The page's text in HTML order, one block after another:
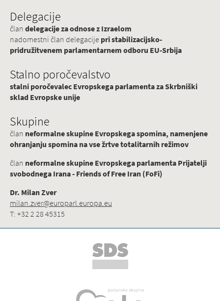
Delegacije
člandelegacije za odnose z Izraelom
nadomestni član delegacije pri stabilizacijsko-
pridružitvenem parlamentarnem odboru EU-Srbija
Stalno poročevalstvo
stalni poročevalec Evropskega parlamenta za Skrbniški
sklad Evropske unije
Skupine
član neformalne skupine Evropskega spomina, namenjene
ohranjanju spomina na vse žrtve totalitarnih režimov
član neformalne skupine Evropskega parlamenta Prijatelji
svobodnega Irana - Friends of Free Iran (FoFi)
Dr. Milan Zver
milan.zver@europarl.europa.eu
T: +32 2 28 45315